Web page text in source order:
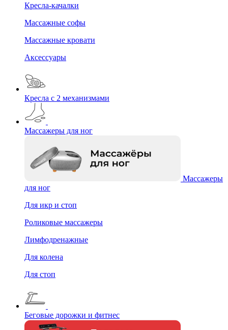
Кресла-качалки
Массажные софы
Массажные кровати
Аксессуары
Кресла с 2 механизмами
Массажеры для ног
Массажеры
для ног
Для икр и стоп
Роликовые массажеры
Лимфодренажные
Для колена
Для стоп
Беговые дорожки и фитнес